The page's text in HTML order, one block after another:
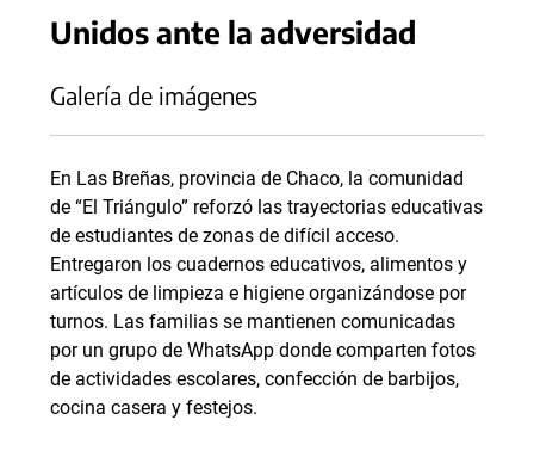
Unidos ante la adversidad
Galería de imágenes
En Las Breñas, provincia de Chaco, la comunidad
de “El Triángulo” reforzó las trayectorias educativas
de estudiantes de zonas de difícil acceso.
Entregaron los cuadernos educativos, alimentos y
artículos de limpieza e higiene organizándose por
turnos. Las familias se mantienen comunicadas
por un grupo de WhatsApp donde comparten fotos
de actividades escolares, confección de barbijos,
cocina casera y festejos.